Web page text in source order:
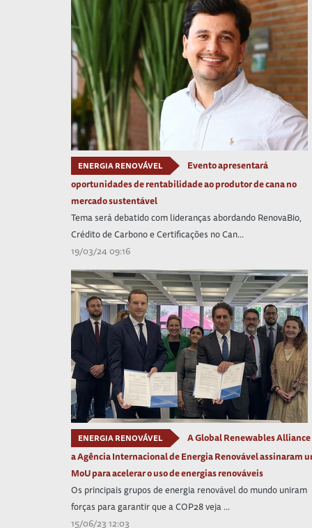
ENERGIA RENOVÁVEL
Evento apresentará
oportunidades de rentabilidade ao produtor de cana no
mercado sustentável
Tema será debatido com lideranças abordando RenovaBio,
Crédito de Carbono e Certificações no Can...
19/03/24 09:16
ENERGIA RENOVÁVEL
A Global Renewables Alliance
a Agência Internacional de Energia Renovável assinaram
MoU para acelerar o uso de energias renováveis
Os principais grupos de energia renovável do mundo uniram
forças para garantir que a COP28 veja ...
15/06/23 12:03